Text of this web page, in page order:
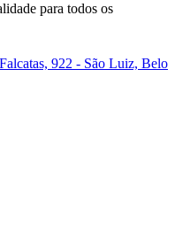
para todos os
922 - São Luiz, Belo